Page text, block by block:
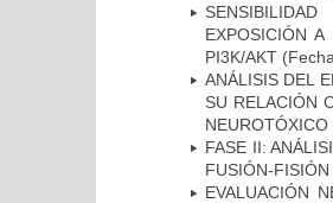
EXPOSICIÓN
PI3K/AKT
ANÁLISIS DEL
SU RELACIÓN
NEUROTÓXICO
FASE II:
FUSIÓN-
EVALUACIÓN